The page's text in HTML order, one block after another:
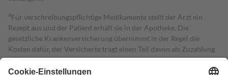
4Für verschreibungspflichtige Medikamente stellt der Arzt ein
Rezept aus und der Patient erhält sie in der Apotheke. Die
gesetzliche Krankenversicherung übernimmt in der Regel die
Kosten dafür, der Versicherte trägt einen Teil davon als Zuzahlung
mit.
Grundsätzlich leisten Mitglieder Zuzahlungen in Höhe von zehn